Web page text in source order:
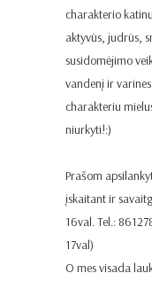
charakterio
aktyvūs, judrūs,
susidomėjimo
vandenį ir
charakteriu
niurkyti!:)
Prašom
įskaitant ir
16val. Tel.:
17val)
O mes visada